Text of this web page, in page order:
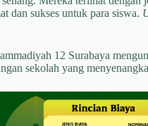
dan sukses untuk para siswa.
12 Surabaya
sekolah yang